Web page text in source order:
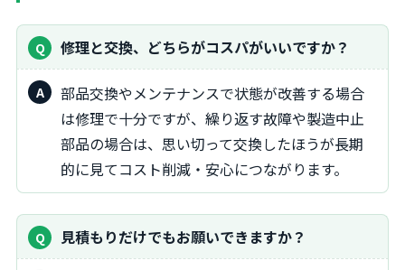
修理と交換、どちらがコスパがいいですか？
部品交換やメンテナンスで状態が改善する場合
は修理で十分ですが、繰り返す故障や製造中止
部品の場合は、思い切って交換したほうが長期
的に見てコスト削減・安心につながります。
見積もりだけでもお願いできますか？